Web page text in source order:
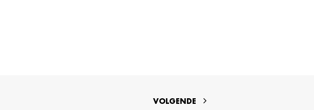
VOLGENDE